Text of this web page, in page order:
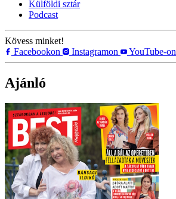
Külföldi sztár
Podcast
Kövess minket!
Facebookon
Instagramon YouTube-on
Ajánló